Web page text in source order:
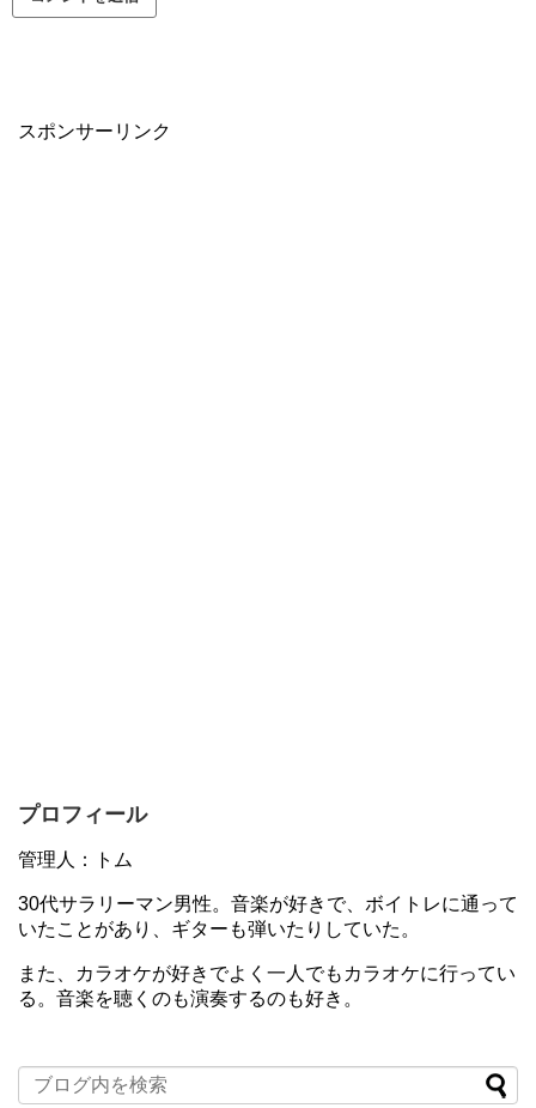
スポンサーリンク
プロフィール
管理人：トム
30代サラリーマン男性。音楽が好きで、ボイトレに通って
いたことがあり、ギターも弾いたりしていた。
また、カラオケが好きでよく一人でもカラオケに行ってい
る。音楽を聴くのも演奏するのも好き。